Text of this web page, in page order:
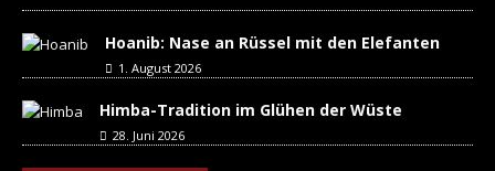
Hoanib: Nase an Rüssel mit den Elefanten
1. August 2026
Himba-Tradition im Glühen der Wüste
28. Juni 2026